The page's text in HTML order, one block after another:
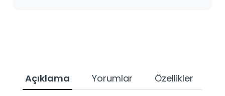
Açıklama Yorumlar Özellikler